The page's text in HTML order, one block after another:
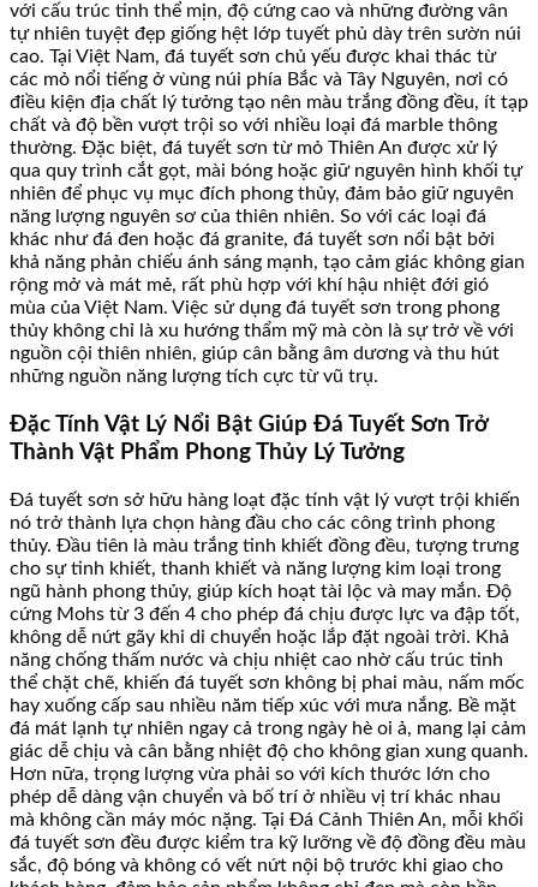
với cấu trúc tinh thể mịn, độ cứng cao và những đường vân
tự nhiên tuyệt đẹp giống hệt lớp tuyết phủ dày trên sườn núi
cao. Tại Việt Nam, đá tuyết sơn chủ yếu được khai thác từ
các mỏ nổi tiếng ở vùng núi phía Bắc và Tây Nguyên, nơi có
điều kiện địa chất lý tưởng tạo nên màu trắng đồng đều, ít tạp
chất và độ bền vượt trội so với nhiều loại đá marble thông
thường. Đặc biệt, đá tuyết sơn từ mỏ Thiên An được xử lý
qua quy trình cắt gọt, mài bóng hoặc giữ nguyên hình khối tự
nhiên để phục vụ mục đích phong thủy, đảm bảo giữ nguyên
năng lượng nguyên sơ của thiên nhiên. So với các loại đá
khác như đá đen hoặc đá granite, đá tuyết sơn nổi bật bởi
khả năng phản chiếu ánh sáng mạnh, tạo cảm giác không gian
rộng mở và mát mẻ, rất phù hợp với khí hậu nhiệt đới gió
mùa của Việt Nam. Việc sử dụng đá tuyết sơn trong phong
thủy không chỉ là xu hướng thẩm mỹ mà còn là sự trở về với
nguồn cội thiên nhiên, giúp cân bằng âm dương và thu hút
những nguồn năng lượng tích cực từ vũ trụ.
Đặc Tính Vật Lý Nổi Bật Giúp Đá Tuyết Sơn Trở
Thành Vật Phẩm Phong Thủy Lý Tưởng
Đá tuyết sơn sở hữu hàng loạt đặc tính vật lý vượt trội khiến
nó trở thành lựa chọn hàng đầu cho các công trình phong
thủy. Đầu tiên là màu trắng tinh khiết đồng đều, tượng trưng
cho sự tinh khiết, thanh khiết và năng lượng kim loại trong
ngũ hành phong thủy, giúp kích hoạt tài lộc và may mắn. Độ
cứng Mohs từ 3 đến 4 cho phép đá chịu được lực va đập tốt,
không dễ nứt gãy khi di chuyển hoặc lắp đặt ngoài trời. Khả
năng chống thấm nước và chịu nhiệt cao nhờ cấu trúc tinh
thể chặt chẽ, khiến đá tuyết sơn không bị phai màu, nấm mốc
hay xuống cấp sau nhiều năm tiếp xúc với mưa nắng. Bề mặt
đá mát lạnh tự nhiên ngay cả trong ngày hè oi ả, mang lại cảm
giác dễ chịu và cân bằng nhiệt độ cho không gian xung quanh.
Hơn nữa, trọng lượng vừa phải so với kích thước lớn cho
phép dễ dàng vận chuyển và bố trí ở nhiều vị trí khác nhau
mà không cần máy móc nặng. Tại Đá Cảnh Thiên An, mỗi khối
đá tuyết sơn đều được kiểm tra kỹ lưỡng về độ đồng đều màu
sắc, độ bóng và không có vết nứt nội bộ trước khi giao cho